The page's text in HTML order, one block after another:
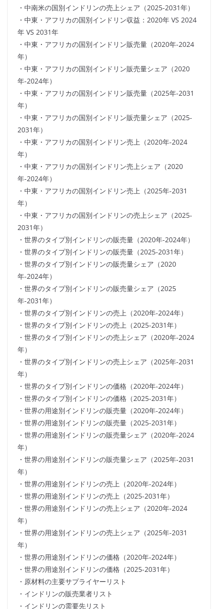
・中南米の国別インドリンの売上シェア（2025-2031年）
・中東・アフリカの国別インドリン収益：2020年 VS 2024
年 VS 2031年
・中東・アフリカの国別インドリン販売量（2020年-2024
年）
・中東・アフリカの国別インドリン販売量シェア（2020
年-2024年）
・中東・アフリカの国別インドリン販売量（2025年-2031
年）
・中東・アフリカの国別インドリン販売量シェア（2025-
2031年）
・中東・アフリカの国別インドリン売上（2020年-2024
年）
・中東・アフリカの国別インドリン売上シェア（2020
年-2024年）
・中東・アフリカの国別インドリン売上（2025年-2031
年）
・中東・アフリカの国別インドリンの売上シェア（2025-
2031年）
・世界のタイプ別インドリンの販売量（2020年-2024年）
・世界のタイプ別インドリンの販売量（2025-2031年）
・世界のタイプ別インドリンの販売量シェア（2020
年-2024年）
・世界のタイプ別インドリンの販売量シェア（2025
年-2031年）
・世界のタイプ別インドリンの売上（2020年-2024年）
・世界のタイプ別インドリンの売上（2025-2031年）
・世界のタイプ別インドリンの売上シェア（2020年-2024
年）
・世界のタイプ別インドリンの売上シェア（2025年-2031
年）
・世界のタイプ別インドリンの価格（2020年-2024年）
・世界のタイプ別インドリンの価格（2025-2031年）
・世界の用途別インドリンの販売量（2020年-2024年）
・世界の用途別インドリンの販売量（2025-2031年）
・世界の用途別インドリンの販売量シェア（2020年-2024
年）
・世界の用途別インドリンの販売量シェア（2025年-2031
年）
・世界の用途別インドリンの売上（2020年-2024年）
・世界の用途別インドリンの売上（2025-2031年）
・世界の用途別インドリンの売上シェア（2020年-2024
年）
・世界の用途別インドリンの売上シェア（2025年-2031
年）
・世界の用途別インドリンの価格（2020年-2024年）
・世界の用途別インドリンの価格（2025-2031年）
・原材料の主要サプライヤーリスト
・インドリンの販売業者リスト
・インドリンの需要先リスト